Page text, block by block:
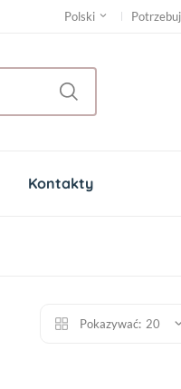
Polski
Kontakty
Pokazywać: 20